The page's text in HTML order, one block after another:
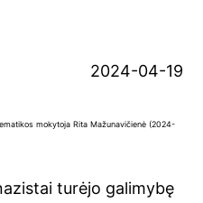
2024-04-19
mokytoja Rita Mažunavičienė (2024-
turėjo galimybę